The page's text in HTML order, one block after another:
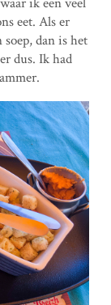
ik een veel
eet. Als er
dan is het
dus. Ik had